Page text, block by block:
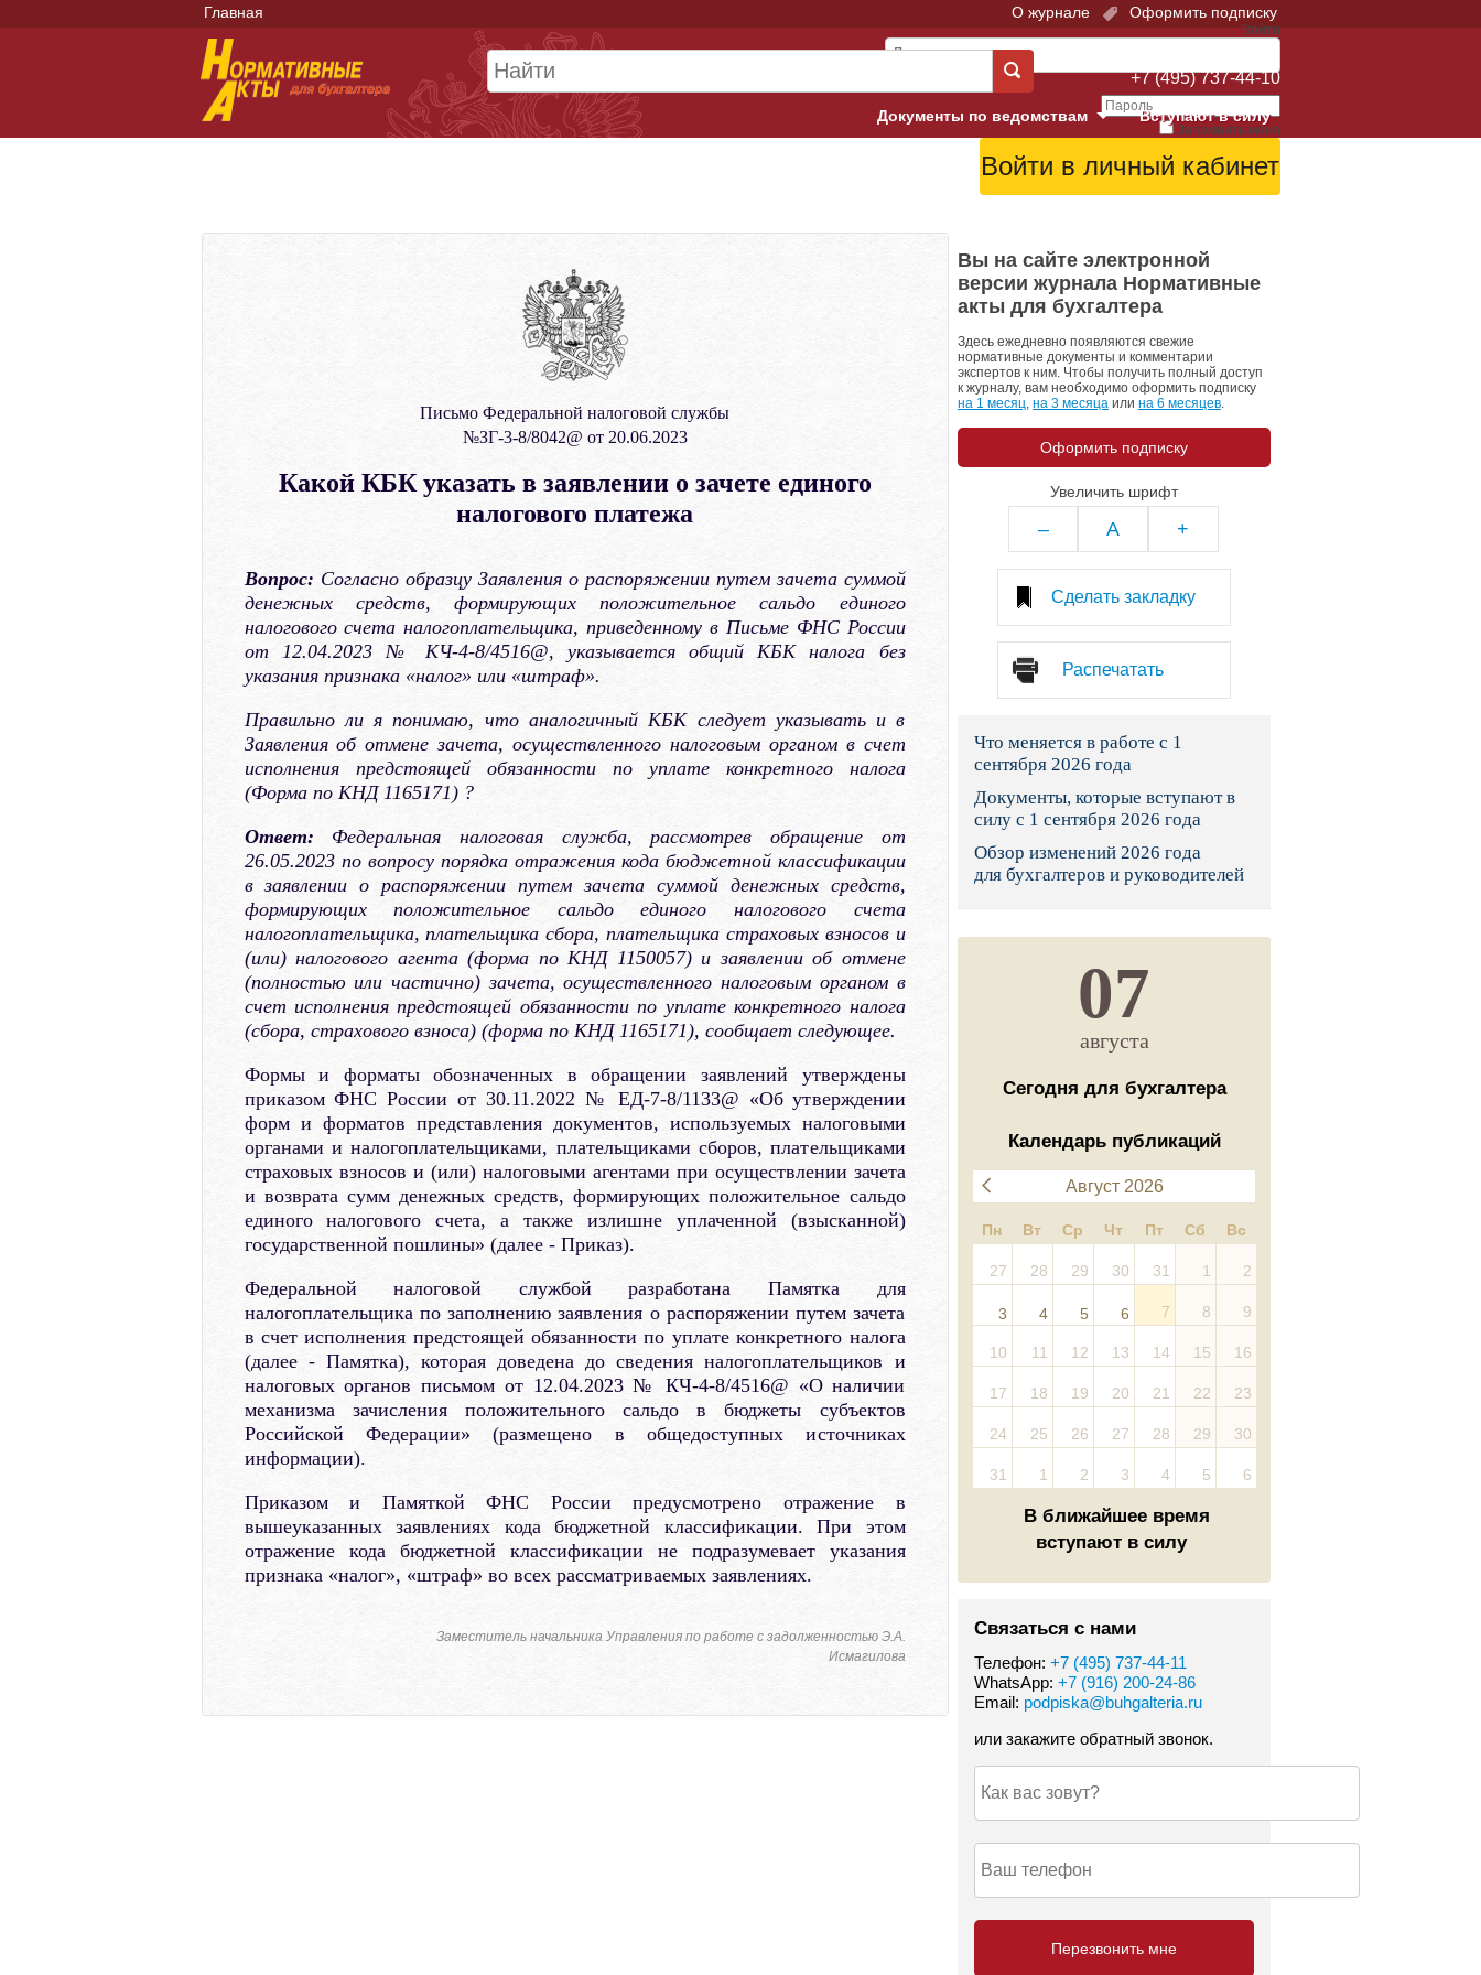
Главная О журнале Оформить подписку
Войти
Запомнить меня
+7 (495) 737-44-10
Вступают в силу
Документы по ведомствам
Арбитражные суды
Верховный Суд
Гострудинспекция в г. Москве
Конституционный Суд
Президент: законы и указы
Роструд
Социальный фонд России
Суд общей юрисдикции
Федеральная налоговая служба
Фонд социального страхования
Остальные ведомства
Письмо Федеральной налоговой службы
№ЗГ-3-8/8042@ от 20.06.2023
Какой КБК указать в заявлении о зачете единого
налогового платежа
Вопрос: Согласно образцу Заявления о распоряжении путем зачета суммой
денежных средств, формирующих положительное сальдо единого
налогового счета налогоплательщика, приведенному в Письме ФНС России
от 12.04.2023 № КЧ-4-8/4516@, указывается общий КБК налога без
указания признака «налог» или «штраф».
Правильно ли я понимаю, что аналогичный КБК следует указывать и в
Заявления об отмене зачета, осуществленного налоговым органом в счет
исполнения предстоящей обязанности по уплате конкретного налога
(Форма по КНД 1165171) ?
Ответ: Федеральная налоговая служба, рассмотрев обращение от
26.05.2023 по вопросу порядка отражения кода бюджетной классификации
в заявлении о распоряжении путем зачета суммой денежных средств,
формирующих положительное сальдо единого налогового счета
налогоплательщика, плательщика сбора, плательщика страховых взносов и
(или) налогового агента (форма по КНД 1150057) и заявлении об отмене
(полностью или частично) зачета, осуществленного налоговым органом в
счет исполнения предстоящей обязанности по уплате конкретного налога
(сбора, страхового взноса) (форма по КНД 1165171), сообщает следующее.
Формы и форматы обозначенных в обращении заявлений утверждены
приказом ФНС России от 30.11.2022 № ЕД-7-8/1133@ «Об утверждении
форм и форматов представления документов, используемых налоговыми
органами и налогоплательщиками, плательщиками сборов, плательщиками
страховых взносов и (или) налоговыми агентами при осуществлении зачета
и возврата сумм денежных средств, формирующих положительное сальдо
единого налогового счета, а также излишне уплаченной (взысканной)
государственной пошлины» (далее - Приказ).
Федеральной налоговой службой разработана Памятка для
налогоплательщика по заполнению заявления о распоряжении путем зачета
в счет исполнения предстоящей обязанности по уплате конкретного налога
(далее - Памятка), которая доведена до сведения налогоплательщиков и
налоговых органов письмом от 12.04.2023 № КЧ-4-8/4516@ «О наличии
механизма зачисления положительного сальдо в бюджеты субъектов
Российской Федерации» (размещено в общедоступных источниках
информации).
Приказом и Памяткой ФНС России предусмотрено отражение в
вышеуказанных заявлениях кода бюджетной классификации. При этом
отражение кода бюджетной классификации не подразумевает указания
признака «налог», «штраф» во всех рассматриваемых заявлениях.
Заместитель начальника Управления по работе с задолженностью Э.А.
Исмагилова
Вы на сайте электронной
версии журнала Нормативные
акты для бухгалтера
Здесь ежедневно появляются свежие
нормативные документы и комментарии
экспертов к ним. Чтобы получить полный доступ
к журналу, вам необходимо оформить подписку
на 1 месяц, на 3 месяца или на 6 месяцев.
Оформить подписку
Увеличить шрифт
– A +
Сделать закладку
Распечатать
Что меняется в работе с 1
сентября 2026 года
Документы, которые вступают в
силу с 1 сентября 2026 года
Обзор изменений 2026 года
для бухгалтеров и руководителей
07
августа
Сегодня для бухгалтера
Календарь публикаций
Август 2026
Пн Вт Ср Чт Пт Сб Вс
27 28 29 30 31 1 2
3 4 5 6 7 8 9
10 11 12 13 14 15 16
17 18 19 20 21 22 23
24 25 26 27 28 29 30
31 1 2 3 4 5 6
В ближайшее время
вступают в силу
Связаться с нами
Телефон: +7 (495) 737-44-11
WhatsApp: +7 (916) 200-24-86
Email: podpiska@buhgalteria.ru
или закажите обратный звонок.